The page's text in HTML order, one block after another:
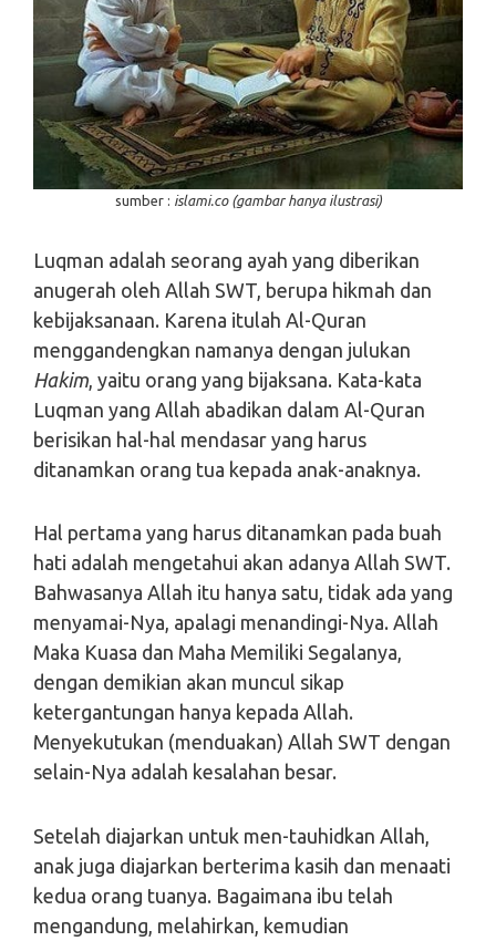
sumber : islami.co (gambar hanya ilustrasi)
Luqman adalah seorang ayah yang diberikan
anugerah oleh Allah SWT, berupa hikmah dan
kebijaksanaan. Karena itulah Al-Quran
menggandengkan namanya dengan julukan
Hakim , yaitu orang yang bijaksana. Kata-kata
Luqman yang Allah abadikan dalam Al-Quran
berisikan hal-hal mendasar yang harus
ditanamkan orang tua kepada anak-anaknya.
Hal pertama yang harus ditanamkan pada buah
hati adalah mengetahui akan adanya Allah SWT.
Bahwasanya Allah itu hanya satu, tidak ada yang
menyamai-Nya, apalagi menandingi-Nya. Allah
Maka Kuasa dan Maha Memiliki Segalanya,
dengan demikian akan muncul sikap
ketergantungan hanya kepada Allah.
Menyekutukan (menduakan) Allah SWT dengan
selain-Nya adalah kesalahan besar.
Setelah diajarkan untuk men-tauhidkan Allah,
anak juga diajarkan berterima kasih dan menaati
kedua orang tuanya. Bagaimana ibu telah
mengandung, melahirkan, kemudian